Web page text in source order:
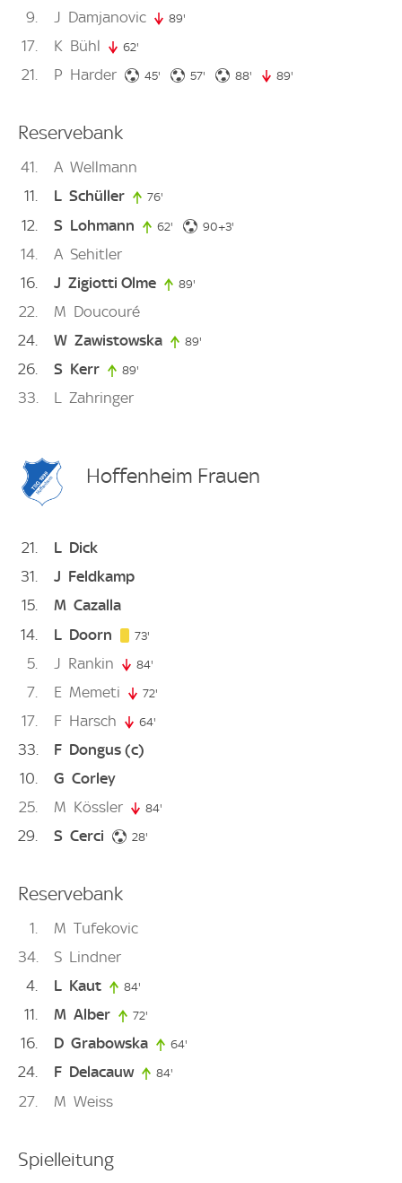
9 J Damjanovic 89'
17 K Bühl 62'
21 P Harder 45' 45. minute
57' 57. minute
88' 88. minute
89'
Reservebank
41 A Wellmann
11
L Schüller 76'
12 S Lohmann 62' 62. minute
90+3'
14 A Sehitler
16
J Zigiotti Olme 89'
22 M Doucouré
24
W Zawistowska 89'
26 S Kerr 89'
33 L Zahringer
Hoffenheim Frauen
21 L Dick
31
J Feldkamp
15
M Cazalla
14
L Doorn 73'
5 J Rankin 84'
7 E Memeti 72'
17 F Harsch 64'
33 F Dongus (c)
10
G Corley
25
M Kössler 84'
29 S Cerci 28'
Reservebank
1 M Tufekovic
34
S Lindner
4
L Kaut 84'
11 M Alber 72'
16 D Grabowska 64'
24 F Delacauw 84'
27 M Weiss
Spielleitung